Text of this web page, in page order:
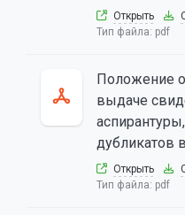
Открыть
Тип файла: pdf
Положение о
выдаче
дубликатов
Открыть
Тип файла: pdf